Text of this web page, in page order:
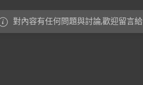
對內容有任何問題與討論,歡迎留言